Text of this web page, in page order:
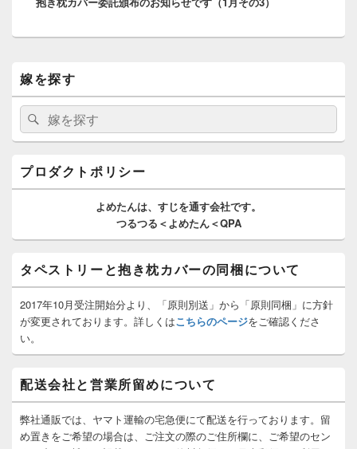
シ
稿:
イ
ン
サ
ド
ー
ッ
エ
リ
ア
嫁を探す
検
索:
検
索
プロダクトポリシー
よめたんは、 すじを通す会社です。
つるつる＜よめたん＜QPA
タペストリーと抱き枕カバーの同梱について
2017年10月受注開始分より、「原則別送」から「原則同梱」に方針
が変更されております。詳しくはこちらのページをご確認くださ
い。
配送会社と営業所留めについて
弊社通販では、ヤマト運輸の宅急便にて配送を行っております。留
め置きをご希望の場合は、ご注文の際のご住所欄に、ご希望のセン